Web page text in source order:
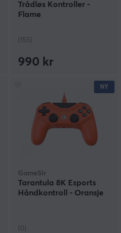
Trådløs Kontroller -
Flame
(155)
990 kr
NY
GameSir
Tarantula 8K Esports
Håndkontroll - Oransje
(0)